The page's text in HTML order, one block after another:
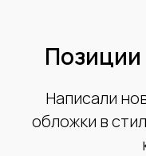
Написали
обложки в